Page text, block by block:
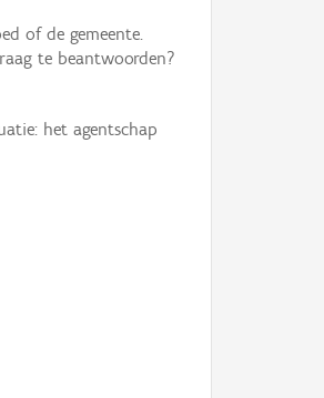
of de gemeente.
te beantwoorden?
het agentschap